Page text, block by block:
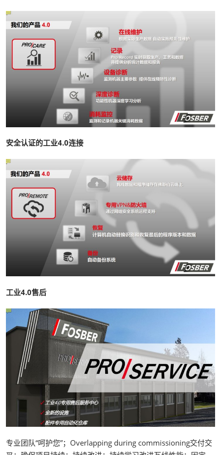
安全认证的工业4.0连接
工业4.0售后
专业团队“呵护您”；Overlapping during commissioning交付交